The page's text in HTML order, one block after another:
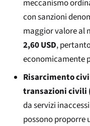
meccanismo
con sanzioni
maggior valore al
2,60 USD,
economicamente
Risarcimento
transazioni civili
da servizi
possono proporre